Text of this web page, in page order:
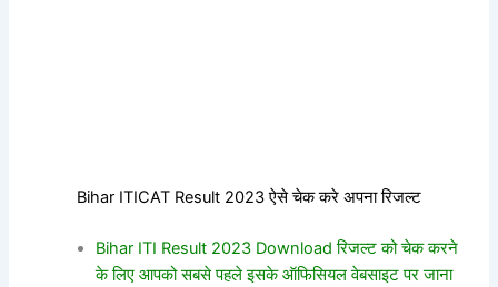
Bihar ITICAT Result 2023 ऐसे चेक करे अपना रिजल्ट
Bihar ITI Result 2023 Download रिजल्ट को चेक करने
के लिए आपको सबसे पहले इसके ऑफिसियल वेबसाइट पर जाना